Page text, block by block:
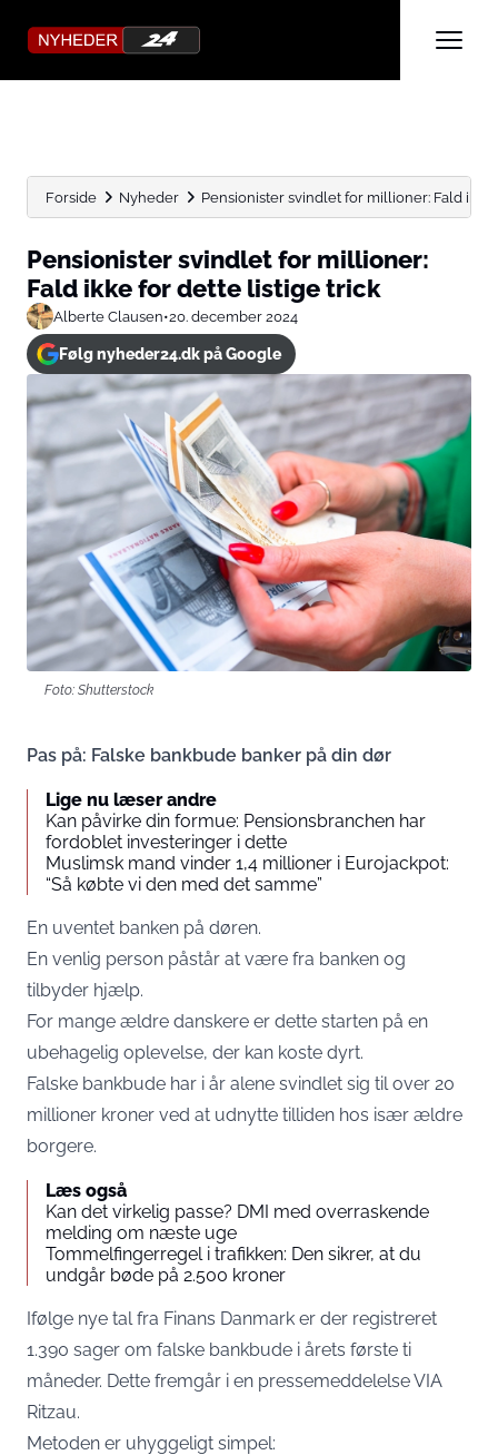
Forside Nyheder Pensionister svindlet for millioner: Fald
Pensionister svindlet for millioner:
Fald ikke for dette listige trick
Alberte Clausen•20. december 2024
Følg nyheder24.dk på Google
Foto: Shutterstock
Pas på: Falske bankbude banker på din dør
Lige nu læser andre
Kan påvirke din formue: Pensionsbranchen har
fordoblet investeringer i dette
Muslimsk mand vinder 1,4 millioner i Eurojackpot:
“Så købte vi den med det samme”
En uventet banken på døren.
En venlig person påstår at være fra banken og
tilbyder hjælp.
For mange ældre danskere er dette starten på en
ubehagelig oplevelse, der kan koste dyrt.
Falske bankbude har i år alene svindlet sig til over 20
millioner kroner ved at udnytte tilliden hos især ældre
borgere.
Læs også
Kan det virkelig passe? DMI med overraskende
melding om næste uge
Tommelfingerregel i trafikken: Den sikrer, at du
undgår bøde på 2.500 kroner
Ifølge nye tal fra Finans Danmark er der registreret
1.390 sager om falske bankbude i årets første ti
måneder. Dette fremgår i en pressemeddelelseVIA
Ritzau.
Metoden er uhyggeligt simpel: